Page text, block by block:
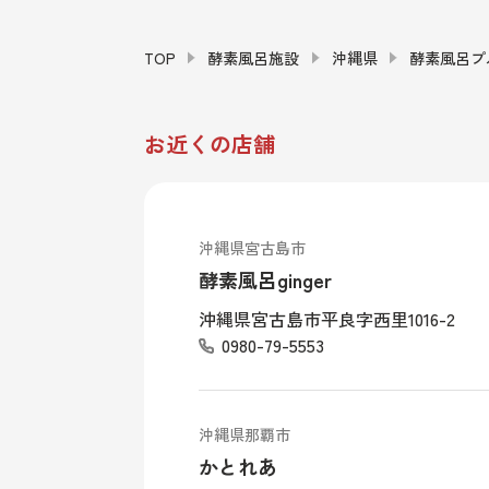
TOP 酵素風呂施設 沖縄県 酵素風呂
お近くの店舗
沖縄県宮古島市
酵素風呂ginger
沖縄県宮古島市平良字西里1016-2
0980-79-5553
沖縄県那覇市
かとれあ